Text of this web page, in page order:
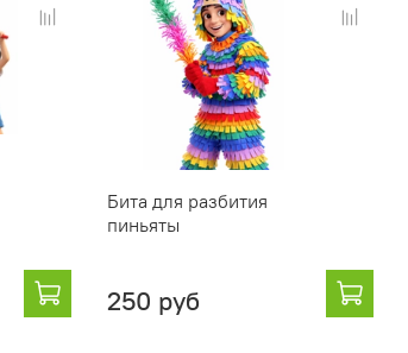
Бита для разбития
пиньяты
250 руб